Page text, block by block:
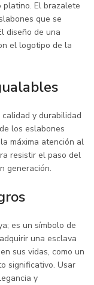
platino. El brazalete
que se
diseño de una
el logotipo de la
y durabilidad
los eslabones
máxima atención al
resistir el paso del
generación.
es un símbolo de
una esclava
sus vidas, como un
significativo. Usar
y